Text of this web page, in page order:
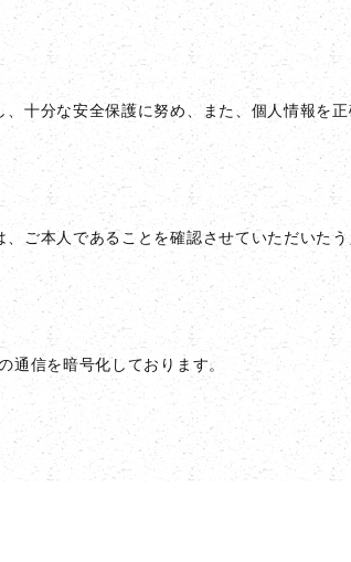
十分な安全保護に努め、また、個人情報を正
ご本人であることを確認させていただいた
信を暗号化しております。